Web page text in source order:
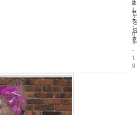
3
0
1
2
-
0
5
-
1
9